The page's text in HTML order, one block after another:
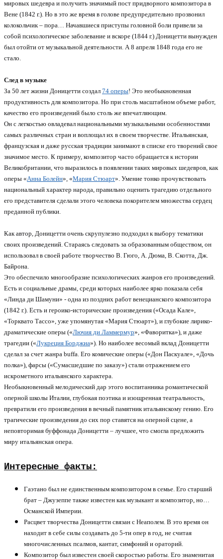
мировых шедевра и получить значимый пост придворного композитора в
Вене (1842 г.). Но в это же время в голове предупредительно прозвонил
колокольчик – пора… Начавшиеся приступы головной боли привели за
собой психологическое заболевание и вскоре (1844 г.) Доницетти вынужден
был отойти от музыкальной деятельности. А 8 апреля 1848 года его не
стало.
След в музыке
За 50 лет жизни Доницетти создал 74 оперы! Это необыкновенная
продуктивность для композитора. Но при столь масштабном объеме работ,
качество его произведений было столь же впечатляющим.
Он с легкостью овладевал национальными музыкальными особенностями
самых различных стран и воплощал их в своем творчестве. Итальянская,
французская и даже русская традиции занимают в списке его творений свое
значимое место. К примеру, композитор часто обращается к истории
Великобритании, что выразилось в появлении таких мировых шедевров, как
оперы «Анна Болейн», «Мария Стюарт». Умение тонко прочувствовать
национальный характер народа, правильно оценить трагедию отдельного
его представителя сделали этого человека покорителем множества сердец
преданной публики.
Как автор, Доницетти очень скрупулезно подходил к выбору тематики
своих произведений. Стараясь следовать за образованным обществом, он
использовал в своей работе творчество В. Гюго, А. Дюма, В. Скотта, Дж.
Байрона.
Это обеспечило многообразие психологических жанров его произведений.
Есть и социальные драмы, среди которых наиболее ярко показала себя
«Линда ди Шамуни» - одна из поздних работ венецианского композитора
(1842 г.). Есть и героико-исторические произведения («Осада Кале»,
«Торквато Тассо», уже упомянутая «Мария Стюарт»), и глубокие лирико-
драматические оперы («Лючия ди Ламмермур», «Фаворитка»), и даже
трагедии («Лукреция Борджиа»). Но наиболее весомый вклад Доницетти
сделал за счет жанра buffa. Его комические оперы («Дон Паскуале», «Дочь
полка»), фарсы («Сумасшедшие по заказу») стали отражением его
искрометного итальянского характера.
Необыкновенный мелодический дар этого воспитанника романтической
оперной школы Италии, глубокая поэтика и изощренная театральность,
превратили его произведения в вечный памятник итальянскому гению. Его
трагические произведения до сих пор ставятся на оперной сцене, а
неповторимая буффонада Доницетти – лучшее, что смогла предложить
миру итальянская опера.
Интересные факты:
Гаэтано был не единственным композитором в семье. Его старший
брат – Джузеппе также известен как музыкант и композитор, но…
Османской Империи.
Расцвет творчества Доницетти связан с Неаполем. В это время он
находит в себе силы создавать до 5-ти опер в год, не считая
многочисленных псалмов, кантат, симфоний и ораторий.
Композитор был известен своей скоростью работы. Его знаменитая